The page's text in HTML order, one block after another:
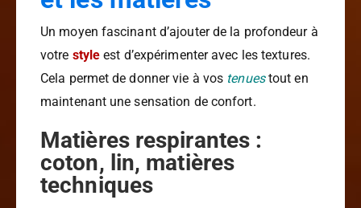
Un moyen fascinant d’ajouter de la profondeur à
votre style est d’expérimenter avec les textures.
Cela permet de donner vie à vos tenuestout en
maintenant une sensation de confort.
Matières respirantes :
coton, lin, matières
techniques